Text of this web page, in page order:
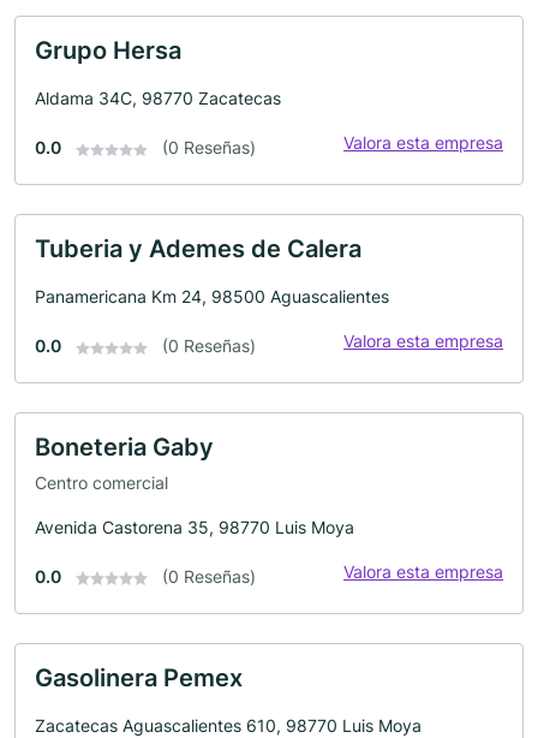
Grupo Hersa
Aldama 34C, 98770 Zacatecas
0.0 (0 Reseñas) Valora esta empresa
Tuberia y Ademes de Calera
Panamericana Km 24, 98500 Aguascalientes
0.0 (0 Reseñas) Valora esta empresa
Boneteria Gaby
Centro comercial
Avenida Castorena 35, 98770 Luis Moya
0.0 (0 Reseñas) Valora esta empresa
Gasolinera Pemex
Zacatecas Aguascalientes 610, 98770 Luis Moya